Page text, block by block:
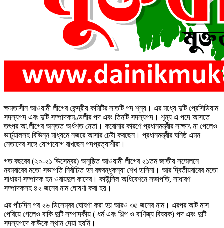
ক্ষমতাসীন আওয়ামী লীগের কেন্দ্রীয় কমিটির সাতটি পদ শূন্য। এর মধ্যে দুটি প্রেসিডিয়াম
সদস্যপদ এবং দুটি সম্পাদকমণ্ডলীর পদ এবং তিনটি সদস্যপদ। শূন্য এ পদে আসতে
তৎপর আ.লীগের অন্তত অর্ধশত নেতা। করোনার কারণে প্রধানমন্ত্রীর সাক্ষাৎ না পেলেও
ভার্চুয়ালসহ বিভিন্ন মাধ্যমে নজরে আসার চেষ্টা করছেন। প্রধানমন্ত্রীর ঘনিষ্ঠ এমন
নেতাদের সঙ্গে যোগাযোগ রাখছেন পদপ্রত্যাশীরা।
গত বছরের (২০-২১ ডিসেম্বর) অনুষ্ঠিত আওয়ামী লীগের ২১তম জাতীয় সম্মেলনে
নবমবারের মতো সভাপতি নির্বাচিত হন বঙ্গবন্ধুকন্যা শেখ হাসিনা। আর দ্বিতীয়বারের মতো
সাধারণ সম্পাদক হন ওবায়দুল কাদের। কাউন্সিল অধিবেশনে সভাপতি, সাধারণ
সম্পাদকসহ ৪২ জনের নাম ঘোষণা করা হয়।
এর পাঁচদিন পর ২৬ ডিসেম্বর ঘোষণা করা হয় আরও ৩৫ জনের নাম। এরপর আট মাস
পেরিয়ে গেলেও বাকি দুটি সম্পাদকীয় ( ধর্ম এবং শিল্প ও বাণিজ্য বিষয়ক) পদ এবং দুটি
সদস্যপদে কাউকে স্থান দেয়া হয়নি।